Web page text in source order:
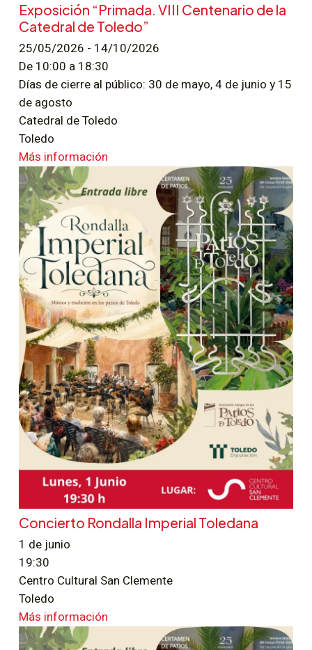
Exposición “Primada. VIII Centenario de la
Catedral de Toledo”
25/05/2026 - 14/10/2026
De 10:00 a 18:30
Días de cierre al público: 30 de mayo, 4 de junio y 15
de agosto
Catedral de Toledo
Toledo
Más información
Concierto Rondalla Imperial Toledana
1 de junio
19:30
Centro Cultural San Clemente
Toledo
Más información